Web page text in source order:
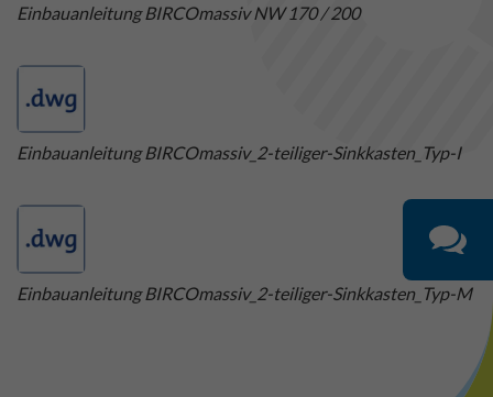
Einbauanleitung BIRCOmassiv NW 170 / 200
Einbauanleitung BIRCOmassiv_2-teiliger-Sinkkasten_Typ-I
Einbauanleitung BIRCOmassiv_2-teiliger-Sinkkasten_Typ-M